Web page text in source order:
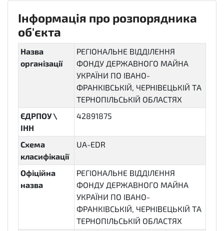
Інформація про розпорядника
об'єкта
Назва
організації
РЕГІОНАЛЬНЕ ВІДДІЛЕННЯ
ФОНДУ ДЕРЖАВНОГО МАЙНА
УКРАЇНИ ПО ІВАНО-
ФРАНКІВСЬКІЙ, ЧЕРНІВЕЦЬКІЙ ТА
ТЕРНОПІЛЬСЬКІЙ ОБЛАСТЯХ
ЄДРПОУ \
ІНН
42891875
Схема
класифікації
UA-EDR
Офіційна
назва
РЕГІОНАЛЬНЕ ВІДДІЛЕННЯ
ФОНДУ ДЕРЖАВНОГО МАЙНА
УКРАЇНИ ПО ІВАНО-
ФРАНКІВСЬКІЙ, ЧЕРНІВЕЦЬКІЙ ТА
ТЕРНОПІЛЬСЬКІЙ ОБЛАСТЯХ